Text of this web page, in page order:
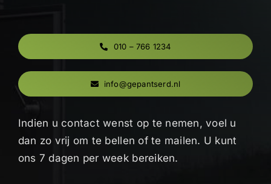
010 – 766 1234
info@gepantserd.nl
Indien u contact wenst op te nemen, voel u
dan zo vrij om te bellen of te mailen. U kunt
ons 7 dagen per week bereiken.